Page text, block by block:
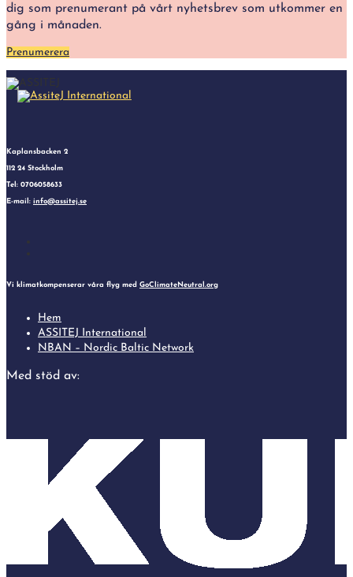
dig som prenumerant på vårt nyhetsbrev som utkommer en
gång i månaden.
Prenumerera
Kaplansbacken 2
112 24 Stockholm
Tel: 0706058633
E-mail: info@assitej.se
Vi klimatkompenserar våra flyg med GoClimateNeutral.org
Hem
ASSITEJ International
NBAN – Nordic Baltic Network
Med stöd av: